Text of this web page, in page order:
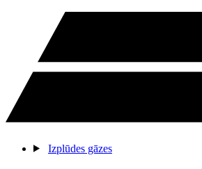
Izplūdes gāzes